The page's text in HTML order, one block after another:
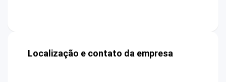
Localização e contato da empresa